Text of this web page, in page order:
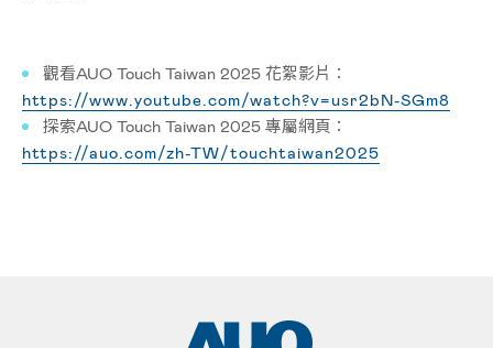
觀看AUO Touch Taiwan 2025 花絮影片：
https://www.youtube.com/watch?v=usr2bN-SGm8
探索AUO Touch Taiwan 2025 專屬網頁：
https://auo.com/zh-TW/touchtaiwan2025